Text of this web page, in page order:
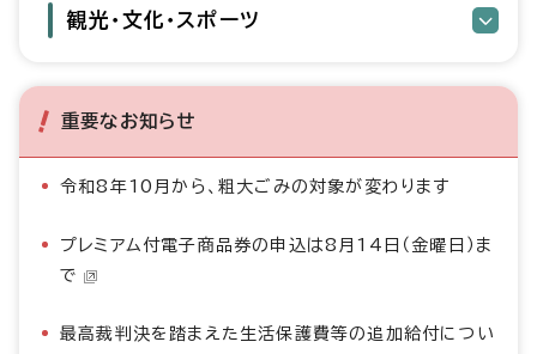
観光・文化・スポーツ
重要なお知らせ
令和8年10月から、粗大ごみの対象が変わります
プレミアム付電子商品券の申込は8月14日（金曜日）ま
で
最高裁判決を踏まえた生活保護費等の追加給付につい